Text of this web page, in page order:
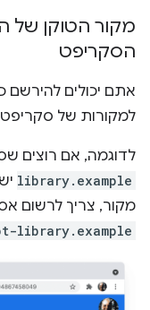
מקור הטוקן של
הסקריפט
אתם יכולים להירשם
למקורות של
לדוגמה, אם רוצים
library.example
מקור, צריך לרשום
library.example